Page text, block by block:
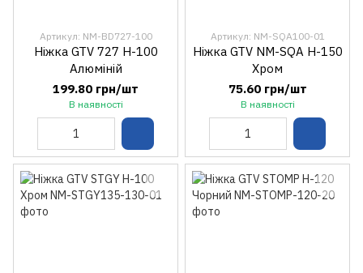
Артикул: NM-BD727-100
Ніжка GTV 727 H-100
Алюміній
199.80 грн/шт
В наявності
Артикул: NM-SQA100-01
Ніжкa GTV NM-SQA H-150
Хром
75.60 грн/шт
В наявності